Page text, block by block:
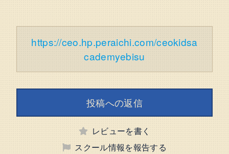
https://ceo.hp.peraichi.com/ceokidsa
cademyebisu
投稿への返信
レビューを書く
スクール情報を報告する